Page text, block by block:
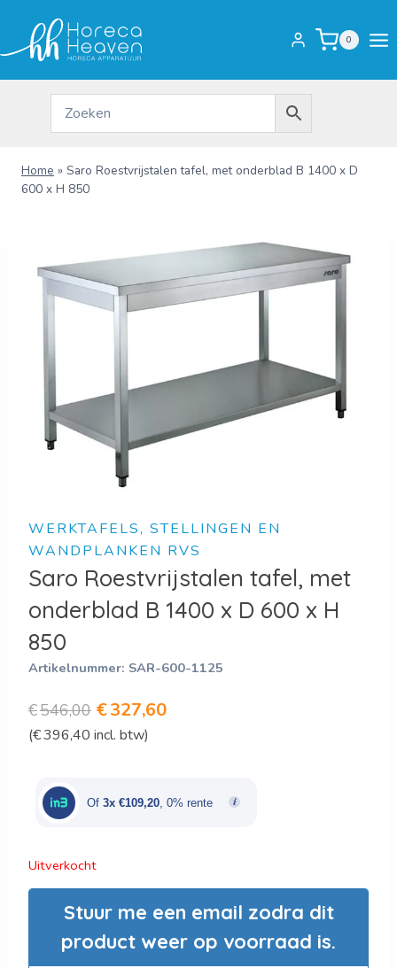
inhoud
0
Home » Saro Roestvrijstalen tafel, met onderblad B 1400 x D
600 x H 850
WERKTAFELS, STELLINGEN EN
WANDPLANKEN RVS
Saro Roestvrijstalen tafel, met
onderblad B 1400 x D 600 x H
850
Artikelnummer: SAR-600-1125
€546,00 Oorspronkelijke
prijs
€546,00.
€327,60Huidige
€327,60.
(€396,40 incl. btw)
Of 3x €109,20 , 0% rente
Uitverkocht
Stuur me een email zodra dit
product weer op voorraad is.